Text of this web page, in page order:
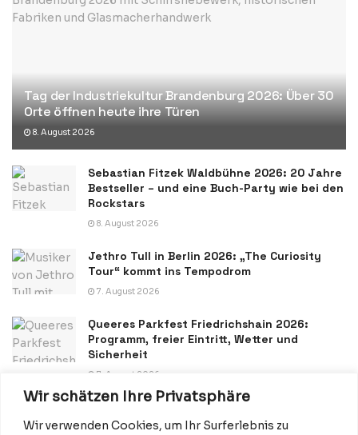
Wir schätzen Ihre Privatsphäre
Wir verwenden Cookies, um Ihr Surferlebnis zu
Tag der Industriekultur Brandenburg 2026: Über 30
Orte öffnen heute ihre Türen
8. August 2026
Sebastian Fitzek Waldbühne 2026: 20 Jahre
Bestseller – und eine Buch-Party wie bei den
Rockstars
8. August 2026
Jethro Tull in Berlin 2026: „The Curiosity
Tour“ kommt ins Tempodrom
7. August 2026
Queeres Parkfest Friedrichshain 2026:
Programm, freier Eintritt, Wetter und
Sicherheit
7. August 2026